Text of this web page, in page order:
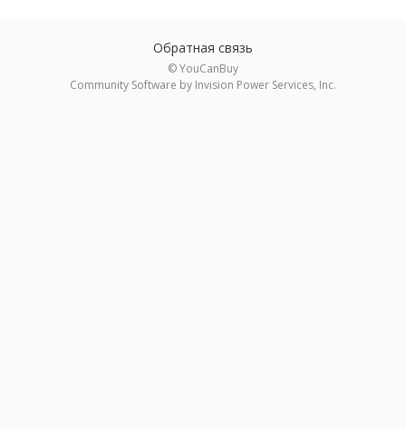
Обратная связь
© YouCanBuy
Community Software by Invision Power Services, Inc.